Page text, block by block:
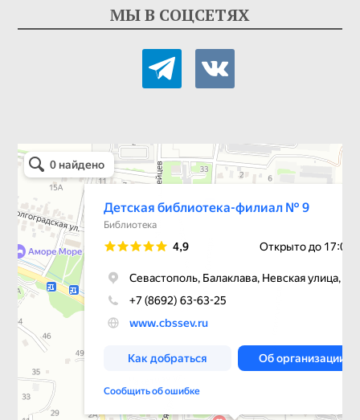
МЫ В СОЦСЕТЯХ
telegramvkontakte
Детская библиотека-филиал № 9
Библиотека в Севастополе